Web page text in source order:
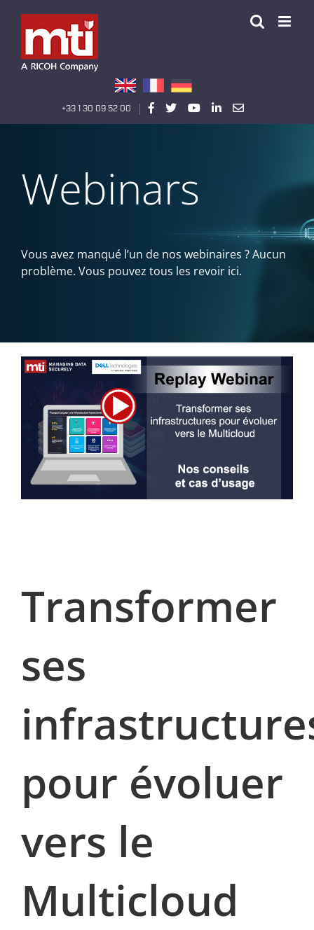
contenu
+33 1 30 09 52 00 |
Webinars
Vous avez manqué l’un de nos webinaires ? Aucun
problème. Vous pouvez tous les revoir ici.
Transformer
ses
pour évoluer
vers le
Multicloud